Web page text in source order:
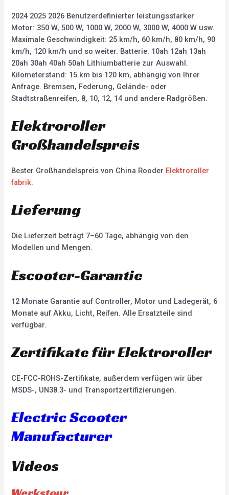
2024 2025 2026 Benutzerdefinierter leistungsstarker
Motor: 350 W, 500 W, 1000 W, 2000 W, 3000 W, 4000 W usw.
Maximale Geschwindigkeit: 25 km/h, 60 km/h, 80 km/h, 90
km/h, 120 km/h und so weiter. Batterie: 10ah 12ah 13ah
20ah 30ah 40ah 50ah Lithiumbatterie zur Auswahl.
Kilometerstand: 15 km bis 120 km, abhängig von Ihrer
Anfrage. Bremsen, Federung, Gelände- oder
Stadtstraßenreifen, 8, 10, 12, 14 und andere Radgrößen.
Elektroroller
Großhandelspreis
Bester Großhandelspreis von China Rooder Elektroroller
fabrik.
Lieferung
Die Lieferzeit beträgt 7–60 Tage, abhängig von den
Modellen und Mengen.
Escooter-Garantie
12 Monate Garantie auf Controller, Motor und Ladegerät, 6
Monate auf Akku, Licht, Reifen. Alle Ersatzteile sind
verfügbar.
Zertifikate für Elektroroller
CE-FCC-ROHS-Zertifikate, außerdem verfügen wir über
MSDS-, UN38.3- und Transportzertifizierungen.
Electric Scooter
Manufacturer
Videos